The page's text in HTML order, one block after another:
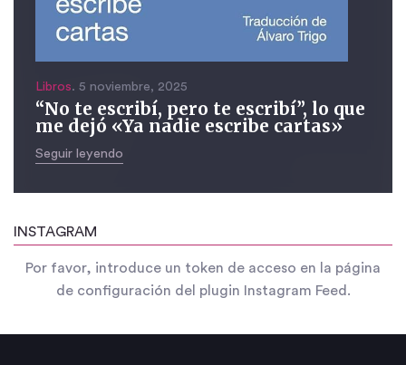
Libros. 5 noviembre, 2025
“No te escribí, pero te escribí”, lo que
me dejó «Ya nadie escribe cartas»
Seguir leyendo
INSTAGRAM
Por favor, introduce un token de acceso en la página
de configuración del plugin Instagram Feed.